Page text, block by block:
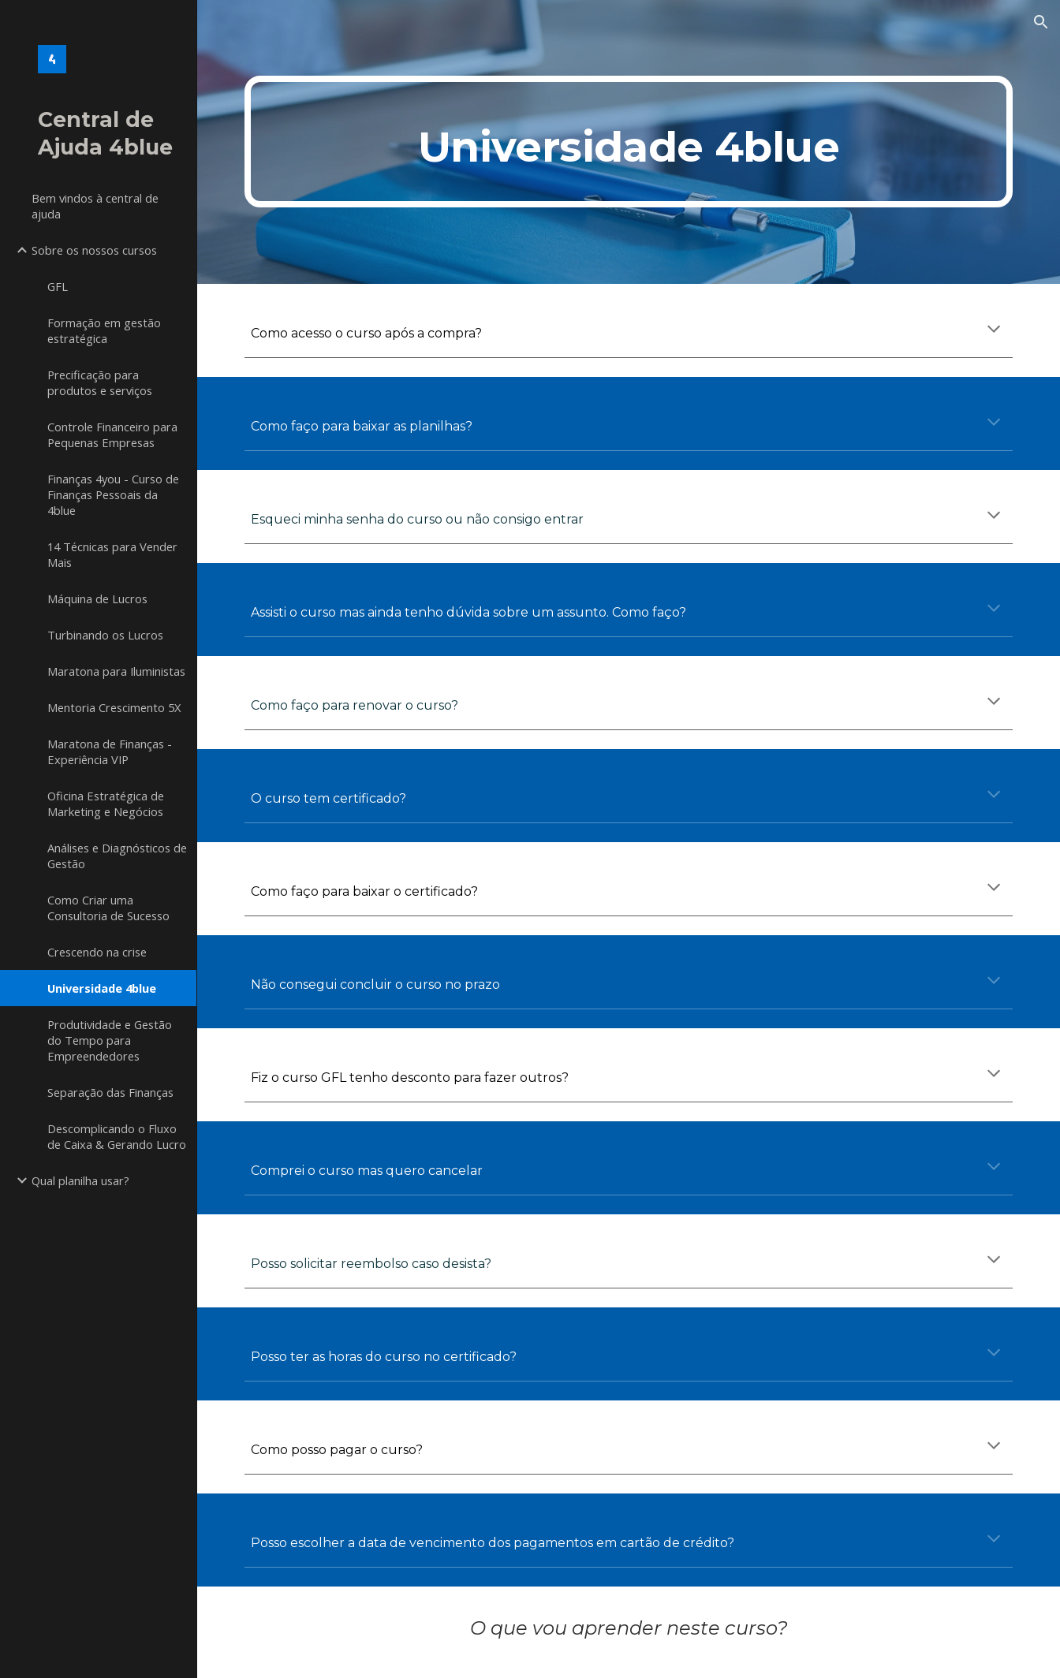
Central de
Ajuda 4blue
Bem vindos à central de
ajuda
Sobre os nossos cursos
GFL
Formação em gestão
estratégica
Precificação para
produtos e serviços
Controle Financeiro para
Pequenas Empresas
Finanças 4you - Curso de
Finanças Pessoais da
4blue
14 Técnicas para Vender
Mais
Máquina de Lucros
Turbinando os Lucros
Maratona para Iluministas
Mentoria Crescimento 5X
Maratona de Finanças -
Experiência VIP
Oficina Estratégica de
Marketing e Negócios
Análises e Diagnósticos de
Gestão
Como Criar uma
Consultoria de Sucesso
Crescendo na crise
Universidade 4blue
Produtividade e Gestão
do Tempo para
Empreendedores
Separação das Finanças
Descomplicando o Fluxo
de Caixa & Gerando Lucro
Qual planilha usar?
Universidade 4blue
Como acesso o curso após a compra?
Como faço para baixar as planilhas?
Esqueci minha senha do curso ou não consigo entrar
Assisti o curso mas ainda tenho dúvida sobre um assunto. Como faço?
Como faço para renovar o curso?
O curso tem certificado?
Como faço para baixar o certificado?
Não consegui concluir o curso no prazo
Fiz o curso GFL tenho desconto para fazer outros?
Comprei o curso mas quero cancelar
Posso solicitar reembolso caso desista?
Posso ter as horas do curso no certificado?
Como posso pagar o curso?
Posso escolher a data de vencimento dos pagamentos em cartão de crédito?
O que vou aprender neste curso?